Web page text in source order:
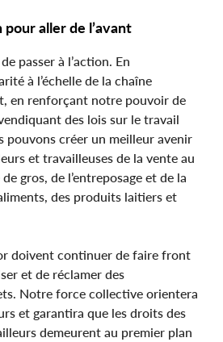
pour aller de l’avant
passer à l’action. En
à l’échelle de la chaîne
en renforçant notre pouvoir de
des lois sur le travail
pouvons créer un meilleur avenir
et travailleuses de la vente au
gros, de l’entreposage et de la
des produits laitiers et
doivent continuer de faire front
et de réclamer des
Notre force collective orientera
et garantira que les droits des
demeurent au premier plan